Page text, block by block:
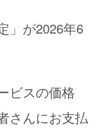
」が2026年6
ビスの価格
さんにお支払